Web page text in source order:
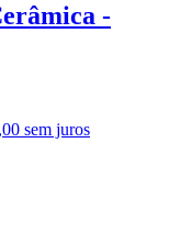
-
sem juros